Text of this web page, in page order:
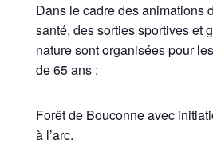
Dans le cadre des animations
santé, des sorties sportives et
nature sont organisées pour
de 65 ans :
Forêt de Bouconne avec
à l’arc.